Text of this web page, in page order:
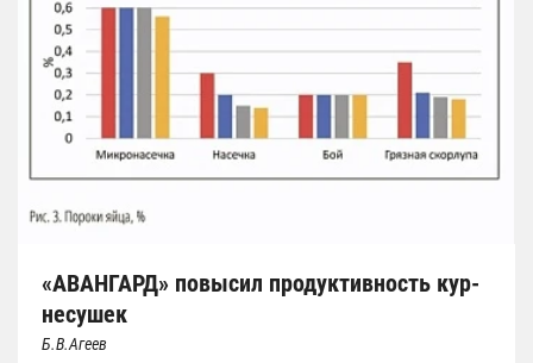
«АВАНГАРД» повысил продуктивность кур-
несушек
Б.В.Агеев